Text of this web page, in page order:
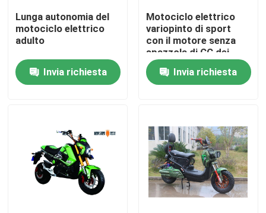
Casa
Contatti
Prodotti
Lunga autonomia del
motociclo elettrico
adulto
Invia richiesta
Motociclo elettrico
variopinto di sport
con il motore senza
spazzola di CC dei
pedali 800W
Invia richiesta